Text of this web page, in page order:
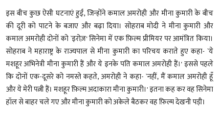
इस बीच कुछ ऐसी घटनाएं हुईं, जिन्होंने कमाल अमरोही और मीना कुमारी के बीच
की दूरी को पाटने के बजाए और बढ़ा दिया। सोहराब मोदी ने मीना कुमारी और
कमाल अमरोही दोनों को `इरोज़' सिनेमा में एक फ़िल्म प्रीमियर पर आमंत्रित किया।
सोहराब ने महाराष्ट्र के राज्यपाल से मीना कुमारी का परिचय कराते हुए कहा- `ये
मशहूर अभिनेत्री मीना कुमारी हैं और ये इनके पति कमाल अमरोही हैं।' इससे पहले
कि दोनों एक-दूसरे को नमस्ते कहते, अमरोही ने कहा- `नहीं, मैं कमाल अमरोही हूँ
और ये मेरी पत्नी हैं। मशहूर फ़िल्म अदाकारा मीना कुमारी।' इतना कह कर वह सिनेमा
हॉल से बाहर चले गए और मीना कुमारी को अकेले बैठकर वह फ़िल्म देखनी पड़ी।